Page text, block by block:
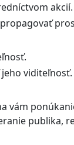
akcií.
viditeľnosť.
vám
publika,